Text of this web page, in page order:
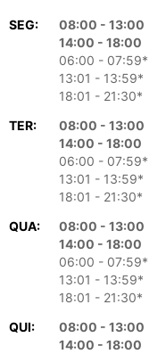
SEG:
08:00 - 13:00
14:00 - 18:00
06:00 - 07:59*
13:01 - 13:59*
18:01 - 21:30*
TER:
08:00 - 13:00
14:00 - 18:00
06:00 - 07:59*
13:01 - 13:59*
18:01 - 21:30*
QUA:
08:00 - 13:00
14:00 - 18:00
06:00 - 07:59*
13:01 - 13:59*
18:01 - 21:30*
QUI:
08:00 - 13:00
14:00 - 18:00